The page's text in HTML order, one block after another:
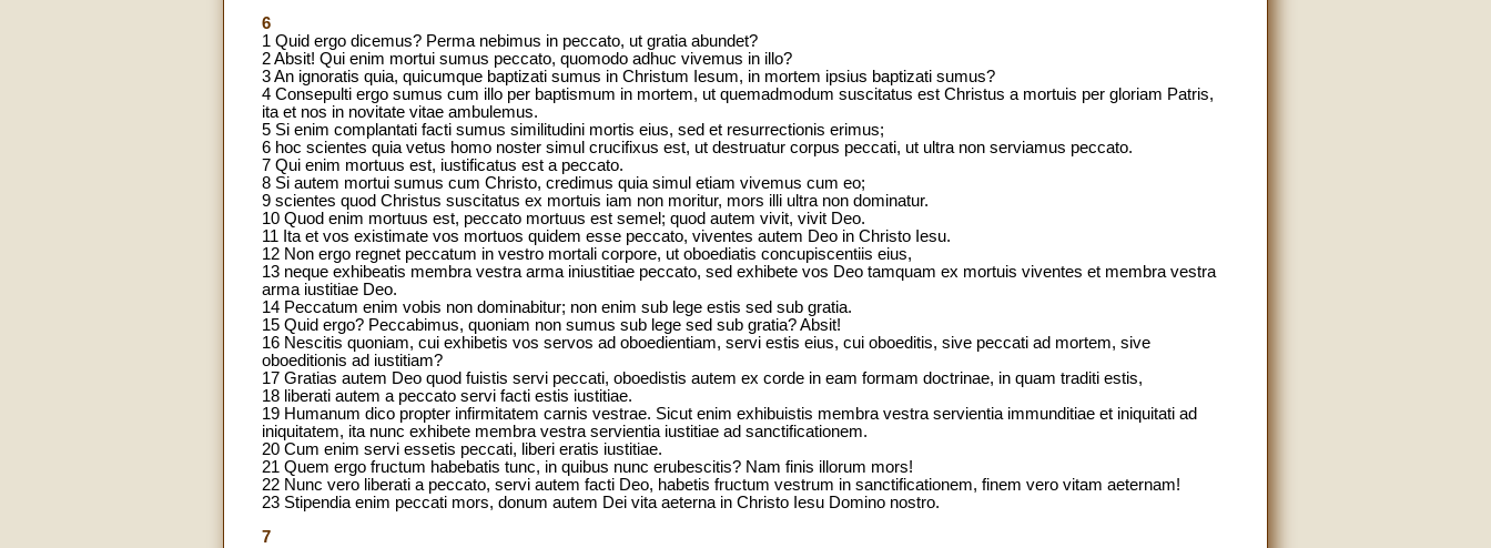
6
1 Quid ergo dicemus? Perma nebimus in peccato, ut gratia abundet?
2 Absit! Qui enim mortui sumus peccato, quomodo adhuc vivemus in illo?
3 An ignoratis quia, quicumque baptizati sumus in Christum Iesum, in mortem ipsius baptizati sumus?
4 Consepulti ergo sumus cum illo per baptismum in mortem, ut quemadmodum suscitatus est Christus a mortuis per gloriam Patris,
ita et nos in novitate vitae ambulemus.
5 Si enim complantati facti sumus similitudini mortis eius, sed et resurrectionis erimus;
6 hoc scientes quia vetus homo noster simul crucifixus est, ut destruatur corpus peccati, ut ultra non serviamus peccato.
7 Qui enim mortuus est, iustificatus est a peccato.
8 Si autem mortui sumus cum Christo, credimus quia simul etiam vivemus cum eo;
9 scientes quod Christus suscitatus ex mortuis iam non moritur, mors illi ultra non dominatur.
10 Quod enim mortuus est, peccato mortuus est semel; quod autem vivit, vivit Deo.
11 Ita et vos existimate vos mortuos quidem esse peccato, viventes autem Deo in Christo Iesu.
12 Non ergo regnet peccatum in vestro mortali corpore, ut oboediatis concupiscentiis eius,
13 neque exhibeatis membra vestra arma iniustitiae peccato, sed exhibete vos Deo tamquam ex mortuis viventes et membra vestra
arma iustitiae Deo.
14 Peccatum enim vobis non dominabitur; non enim sub lege estis sed sub gratia.
15 Quid ergo? Peccabimus, quoniam non sumus sub lege sed sub gratia? Absit!
16 Nescitis quoniam, cui exhibetis vos servos ad oboedientiam, servi estis eius, cui oboeditis, sive peccati ad mortem, sive
oboeditionis ad iustitiam?
17 Gratias autem Deo quod fuistis servi peccati, oboedistis autem ex corde in eam formam doctrinae, in quam traditi estis,
18 liberati autem a peccato servi facti estis iustitiae.
19 Humanum dico propter infirmitatem carnis vestrae. Sicut enim exhibuistis membra vestra servientia immunditiae et iniquitati ad
iniquitatem, ita nunc exhibete membra vestra servientia iustitiae ad sanctificationem.
20 Cum enim servi essetis peccati, liberi eratis iustitiae.
21 Quem ergo fructum habebatis tunc, in quibus nunc erubescitis? Nam finis illorum mors!
22 Nunc vero liberati a peccato, servi autem facti Deo, habetis fructum vestrum in sanctificationem, finem vero vitam aeternam!
23 Stipendia enim peccati mors, donum autem Dei vita aeterna in Christo Iesu Domino nostro.
7